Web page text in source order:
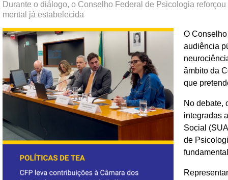
Durante o diálogo, o Conselho Federal de Psicologia
mental já estabelecida
O
audiência
âmbito da
que
No debate,
integradas
Social
de